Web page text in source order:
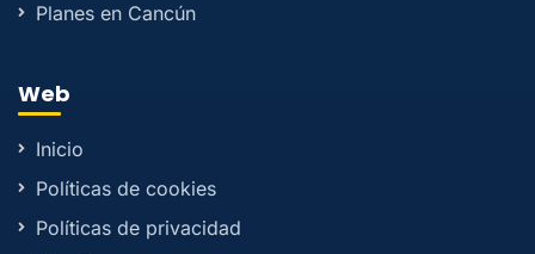
Planes en Cancún
Web
Inicio
Políticas de cookies
Políticas de privacidad